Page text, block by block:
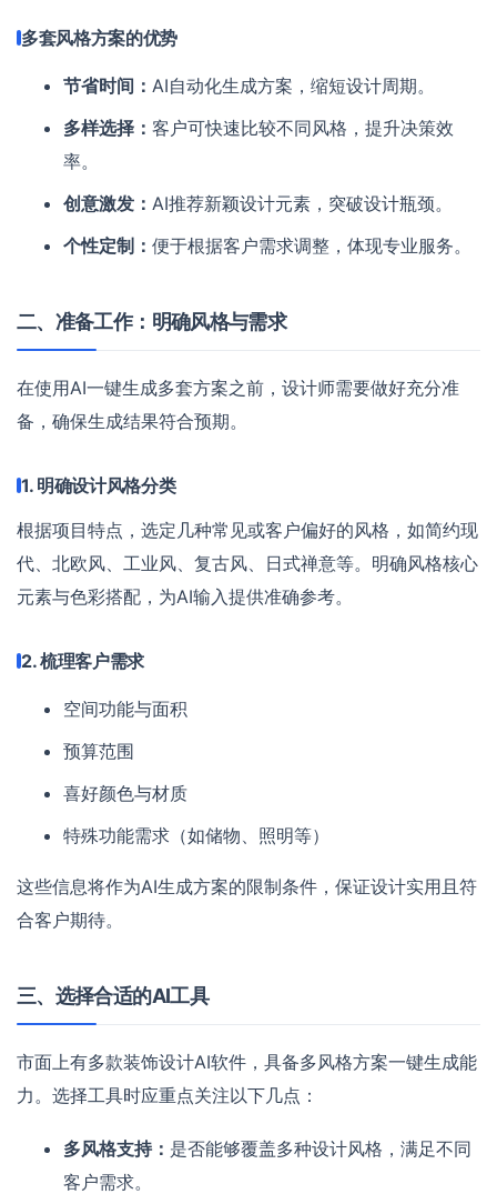
多套风格方案的优势
节省时间： AI自动化生成方案，缩短设计周期。
多样选择：客户可快速比较不同风格，提升决策效
率。
创意激发： AI推荐新颖设计元素，突破设计瓶颈。
个性定制：便于根据客户需求调整，体现专业服务。
二、准备工作：明确风格与需求
在使用AI一键生成多套方案之前，设计师需要做好充分准
备，确保生成结果符合预期。
1. 明确设计风格分类
根据项目特点，选定几种常见或客户偏好的风格，如简约现
代、北欧风、工业风、复古风、日式禅意等。明确风格核心
元素与色彩搭配，为AI输入提供准确参考。
2. 梳理客户需求
空间功能与面积
预算范围
喜好颜色与材质
特殊功能需求（如储物、照明等）
这些信息将作为AI生成方案的限制条件，保证设计实用且符
合客户期待。
三、选择合适的AI工具
市面上有多款装饰设计AI软件，具备多风格方案一键生成能
力。选择工具时应重点关注以下几点：
多风格支持： 是否能够覆盖多种设计风格，满足不同
客户需求。